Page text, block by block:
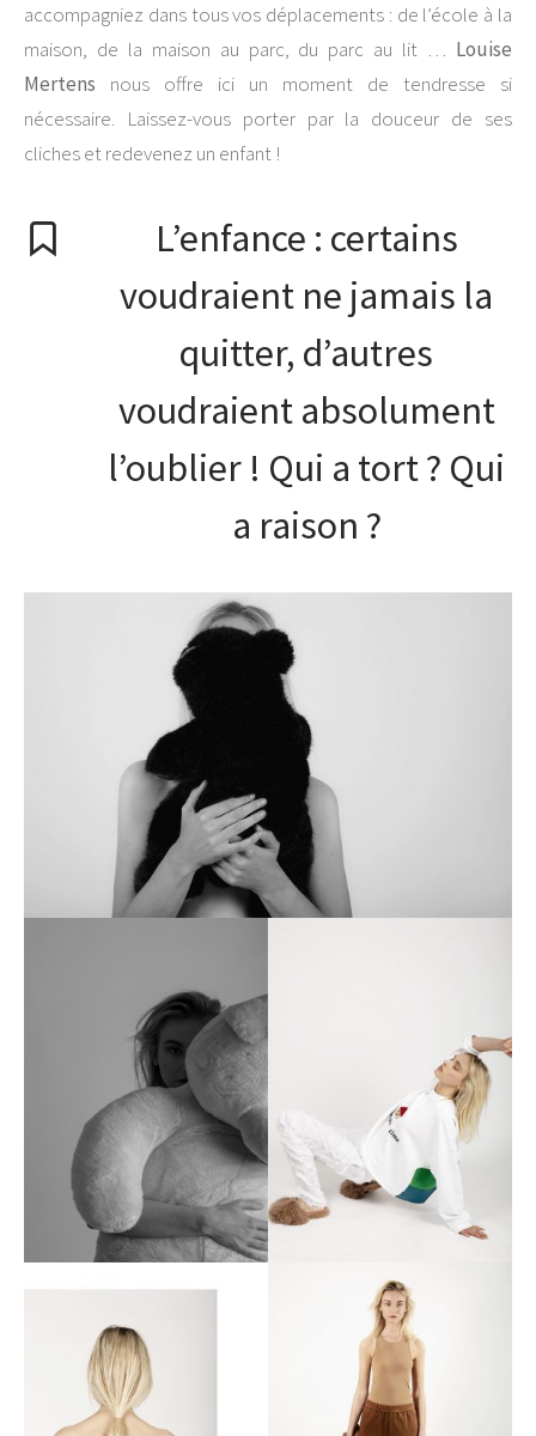
accompagniez dans tous vos déplacements : de l’école à la
maison, de la maison au parc, du parc au lit … Louise
Mertens nous offre ici un moment de tendresse si
nécessaire. Laissez-vous porter par la douceur de ses
cliches et redevenez un enfant !
L’enfance : certains
voudraient ne jamais la
quitter, d’autres
voudraient absolument
l’oublier ! Qui a tort ? Qui
a raison ?